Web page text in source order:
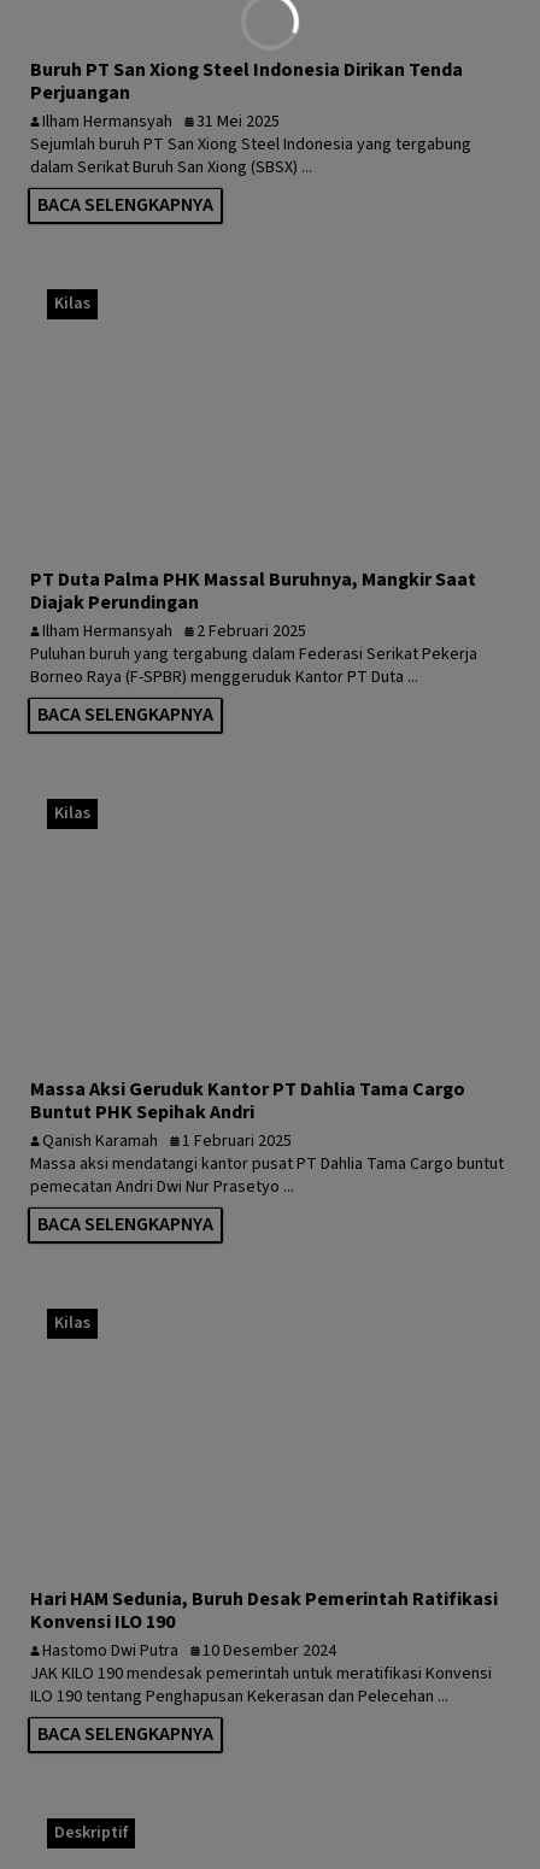
Buruh PT San Xiong Steel Indonesia Dirikan Tenda
Perjuangan
Ilham Hermansyah
31 Mei 2025
Sejumlah buruh PT San Xiong Steel Indonesia yang tergabung
dalam Serikat Buruh San Xiong (SBSX) ...
BACA SELENGKAPNYA
Kilas
PT Duta Palma PHK Massal Buruhnya, Mangkir Saat
Diajak Perundingan
Ilham Hermansyah
2 Februari 2025
Puluhan buruh yang tergabung dalam Federasi Serikat Pekerja
Borneo Raya (F-SPBR) menggeruduk Kantor PT Duta ...
BACA SELENGKAPNYA
Kilas
Massa Aksi Geruduk Kantor PT Dahlia Tama Cargo
Buntut PHK Sepihak Andri
Qanish Karamah
1 Februari 2025
Massa aksi mendatangi kantor pusat PT Dahlia Tama Cargo buntut
pemecatan Andri Dwi Nur Prasetyo ...
BACA SELENGKAPNYA
Kilas
Hari HAM Sedunia, Buruh Desak Pemerintah Ratifikasi
Konvensi ILO 190
Hastomo Dwi Putra
10 Desember 2024
JAK KILO 190 mendesak pemerintah untuk meratifikasi Konvensi
ILO 190 tentang Penghapusan Kekerasan dan Pelecehan ...
BACA SELENGKAPNYA
Deskriptif